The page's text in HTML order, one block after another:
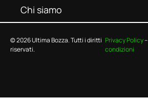
Chi siamo
© 2026 Ultima Bozza. Tutti i diritti
riservati.
Privacy Policy–
condizioni